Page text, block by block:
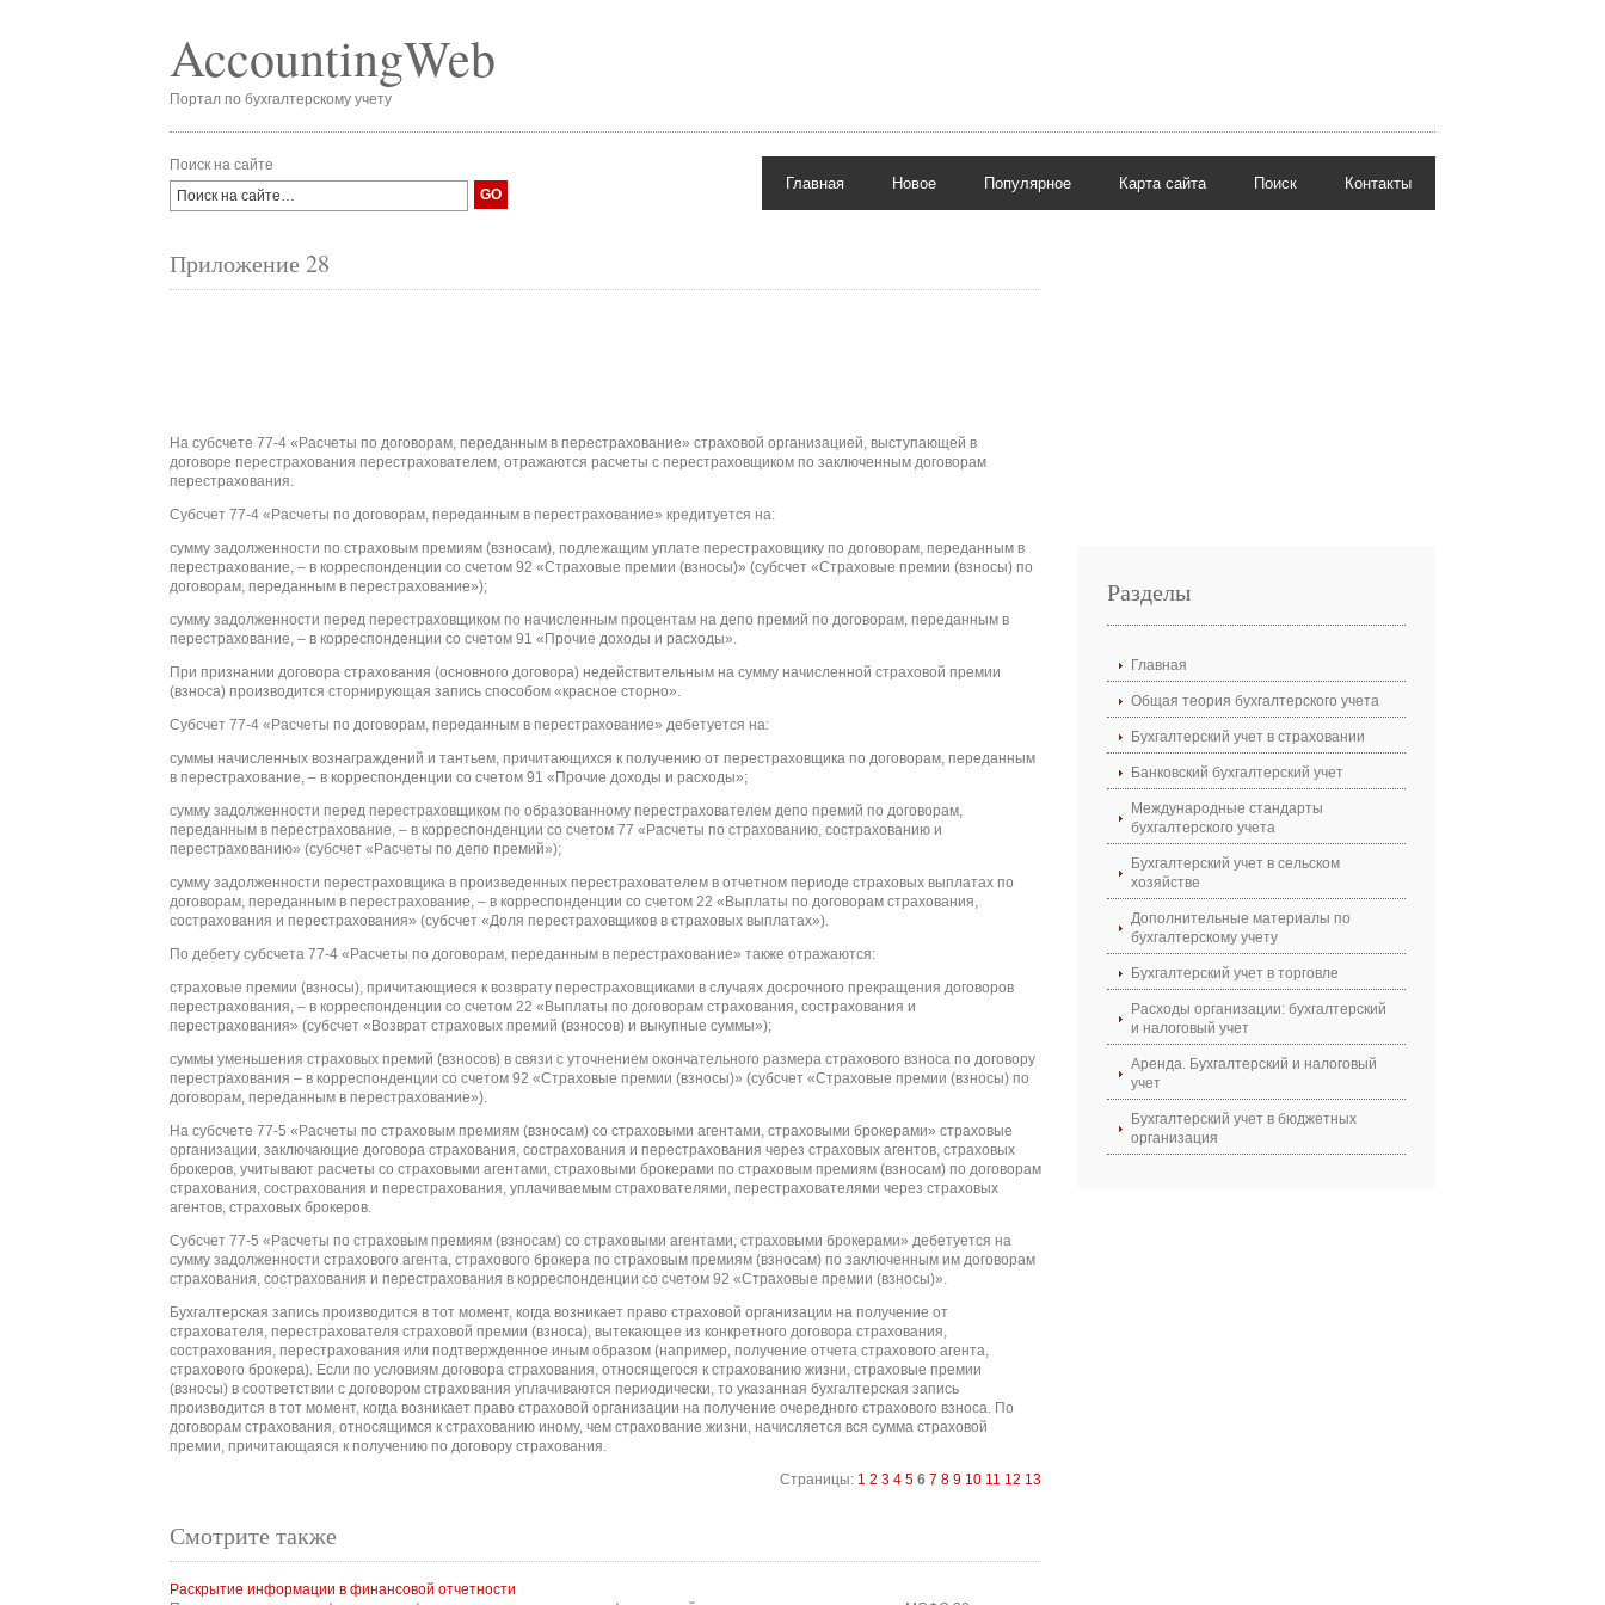
AccountingWeb
Портал по бухгалтерскому учету
Поиск на сайте
Главная Новое Популярное Карта сайта Поиск Контакты
Приложение 28
На субсчете 77-4 «Расчеты по договорам, переданным в перестрахование» страховой организацией, выступающей в
договоре перестрахования перестрахователем, отражаются расчеты с перестраховщиком по заключенным договорам
перестрахования.
Субсчет 77-4 «Расчеты по договорам, переданным в перестрахование» кредитуется на:
сумму задолженности по страховым премиям (взносам), подлежащим уплате перестраховщику по договорам, переданным в
перестрахование, – в корреспонденции со счетом 92 «Страховые премии (взносы)» (субсчет «Страховые премии (взносы) по
договорам, переданным в перестрахование»);
сумму задолженности перед перестраховщиком по начисленным процентам на депо премий по договорам, переданным в
перестрахование, – в корреспонденции со счетом 91 «Прочие доходы и расходы».
При признании договора страхования (основного договора) недействительным на сумму начисленной страховой премии
(взноса) производится сторнирующая запись способом «красное сторно».
Субсчет 77-4 «Расчеты по договорам, переданным в перестрахование» дебетуется на:
суммы начисленных вознаграждений и тантьем, причитающихся к получению от перестраховщика по договорам, переданным
в перестрахование, – в корреспонденции со счетом 91 «Прочие доходы и расходы»;
сумму задолженности перед перестраховщиком по образованному перестрахователем депо премий по договорам,
переданным в перестрахование, – в корреспонденции со счетом 77 «Расчеты по страхованию, сострахованию и
перестрахованию» (субсчет «Расчеты по депо премий»);
сумму задолженности перестраховщика в произведенных перестрахователем в отчетном периоде страховых выплатах по
договорам, переданным в перестрахование, – в корреспонденции со счетом 22 «Выплаты по договорам страхования,
сострахования и перестрахования» (субсчет «Доля перестраховщиков в страховых выплатах»).
По дебету субсчета 77-4 «Расчеты по договорам, переданным в перестрахование» также отражаются:
страховые премии (взносы), причитающиеся к возврату перестраховщиками в случаях досрочного прекращения договоров
перестрахования, – в корреспонденции со счетом 22 «Выплаты по договорам страхования, сострахования и
перестрахования» (субсчет «Возврат страховых премий (взносов) и выкупные суммы»);
суммы уменьшения страховых премий (взносов) в связи с уточнением окончательного размера страхового взноса по договору
перестрахования – в корреспонденции со счетом 92 «Страховые премии (взносы)» (субсчет «Страховые премии (взносы) по
договорам, переданным в перестрахование»).
На субсчете 77-5 «Расчеты по страховым премиям (взносам) со страховыми агентами, страховыми брокерами» страховые
организации, заключающие договора страхования, сострахования и перестрахования через страховых агентов, страховых
брокеров, учитывают расчеты со страховыми агентами, страховыми брокерами по страховым премиям (взносам) по договорам
страхования, сострахования и перестрахования, уплачиваемым страхователями, перестрахователями через страховых
агентов, страховых брокеров.
Субсчет 77-5 «Расчеты по страховым премиям (взносам) со страховыми агентами, страховыми брокерами» дебетуется на
сумму задолженности страхового агента, страхового брокера по страховым премиям (взносам) по заключенным им договорам
страхования, сострахования и перестрахования в корреспонденции со счетом 92 «Страховые премии (взносы)».
Бухгалтерская запись производится в тот момент, когда возникает право страховой организации на получение от
страхователя, перестрахователя страховой премии (взноса), вытекающее из конкретного договора страхования,
сострахования, перестрахования или подтвержденное иным образом (например, получение отчета страхового агента,
страхового брокера). Если по условиям договора страхования, относящегося к страхованию жизни, страховые премии
(взносы) в соответствии с договором страхования уплачиваются периодически, то указанная бухгалтерская запись
производится в тот момент, когда возникает право страховой организации на получение очередного страхового взноса. По
договорам страхования, относящимся к страхованию иному, чем страхование жизни, начисляется вся сумма страховой
премии, причитающаяся к получению по договору страхования.
Страницы: 1 2 3 4 5 6 7 8 9 10 11 12 13
Смотрите также
Раскрытие информации в финансовой отчетности
Разделы
Главная
Общая теория бухгалтерского учета
Бухгалтерский учет в страховании
Банковский бухгалтерский учет
Международные стандарты
бухгалтерского учета
Бухгалтерский учет в сельском
хозяйстве
Дополнительные материалы по
бухгалтерскому учету
Бухгалтерский учет в торговле
Расходы организации: бухгалтерский
и налоговый учет
Аренда. Бухгалтерский и налоговый
учет
Бухгалтерский учет в бюджетных
организация